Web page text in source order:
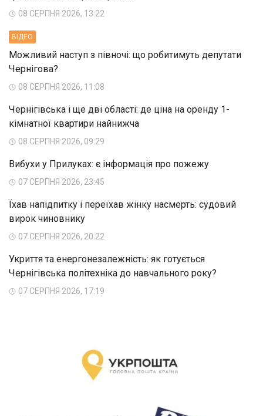
08 СЕРПНЯ 2026, 13:22
ВIДЕО
Можливий наступ з півночі: що робитимуть депутати
Чернігова?
08 СЕРПНЯ 2026, 11:08
Чернігівська і ще дві області: де ціна на оренду 1-
кімнатної квартири найнижча
08 СЕРПНЯ 2026, 09:29
Вибухи у Прилуках: є інформація про пожежу
07 СЕРПНЯ 2026, 23:45
Їхав напідпитку і переїхав жінку насмерть: судовий
вирок чиновнику
07 СЕРПНЯ 2026, 20:22
Укриття та енергонезалежність: як готується
Чернігівська політехніка до навчального року?
07 СЕРПНЯ 2026, 17:19